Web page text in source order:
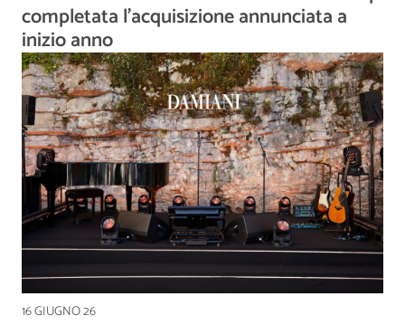
completata l'acquisizione annunciata a
inizio anno
16 GIUGNO 26